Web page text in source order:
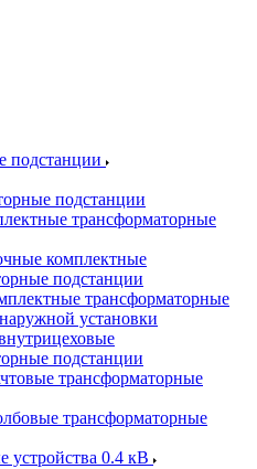
подстанции
подстанции
трансформаторные
комплектные
подстанции
трансформаторные
установки
подстанции
трансформаторные
трансформаторные
устройства 0.4 кВ